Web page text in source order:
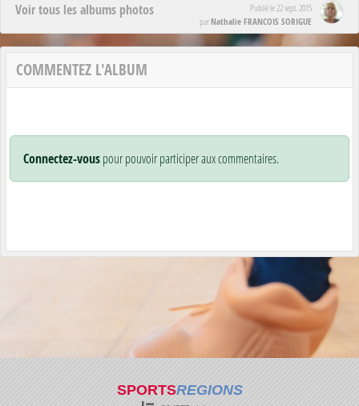
Voir tous les albums photos Publié le 22 sept. 2015
parNathalie FRANCOIS SORIGUE
COMMENTEZ L'ALBUM
Connectez-vouspour pouvoir participer aux commentaires.
SPORTSREGIONS